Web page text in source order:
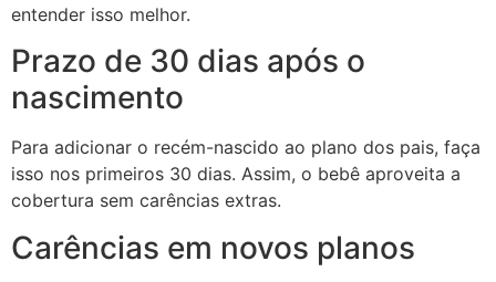
entender isso melhor.
Prazo de 30 dias após o
nascimento
Para adicionar o recém-nascido ao plano dos pais, faça
isso nos primeiros 30 dias. Assim, o bebê aproveita a
cobertura sem carências extras.
Carências em novos planos